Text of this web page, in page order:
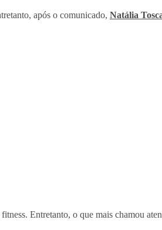
após o comunicado, Natália
Entretanto, o que mais chamou